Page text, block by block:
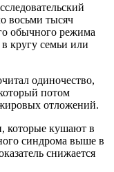
восьми тысяч
обычного режима
кругу семьи или
одиночество,
потом
отложений.
которые кушают в
синдрома выше в
снижается